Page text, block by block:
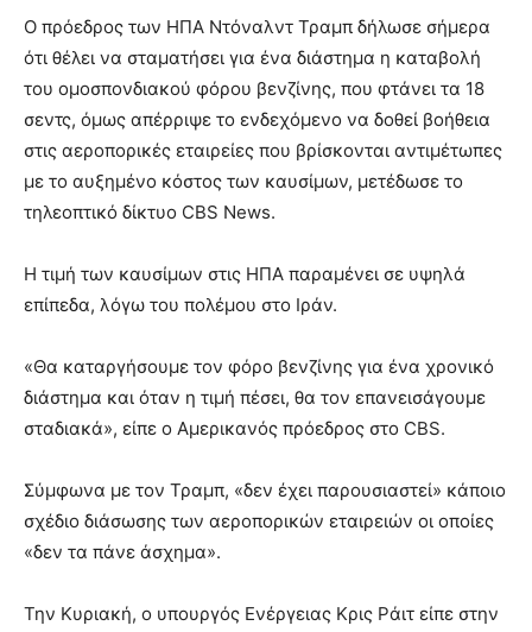
Ο πρόεδρος των ΗΠΑ Ντόναλντ Τραμπ δήλωσε σήμερα
ότι θέλει να σταματήσει για ένα διάστημα η καταβολή
του ομοσπονδιακού φόρου βενζίνης, που φτάνει τα 18
σεντς, όμως απέρριψε το ενδεχόμενο να δοθεί βοήθεια
στις αεροπορικές εταιρείες που βρίσκονται αντιμέτωπες
με το αυξημένο κόστος των καυσίμων, μετέδωσε το
τηλεοπτικό δίκτυο CBS News.
Η τιμή των καυσίμων στις ΗΠΑ παραμένει σε υψηλά
επίπεδα, λόγω του πολέμου στο Ιράν.
«Θα καταργήσουμε τον φόρο βενζίνης για ένα χρονικό
διάστημα και όταν η τιμή πέσει, θα τον επανεισάγουμε
σταδιακά», είπε ο Αμερικανός πρόεδρος στο CBS.
Σύμφωνα με τον Τραμπ, «δεν έχει παρουσιαστεί» κάποιο
σχέδιο διάσωσης των αεροπορικών εταιρειών οι οποίες
«δεν τα πάνε άσχημα».
Την Κυριακή, ο υπουργός Ενέργειας Κρις Ράιτ είπε στην